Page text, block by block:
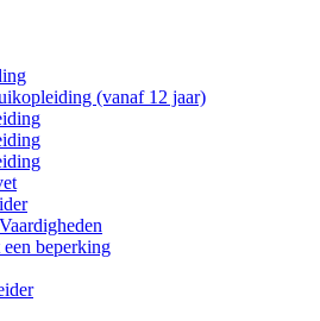
(vanaf 12 jaar)
beperking